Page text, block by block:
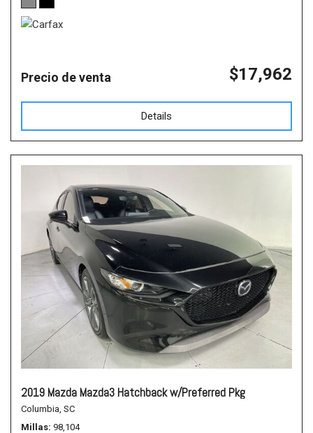
Precio de venta $17,962
Details
2019 Mazda Mazda3 Hatchback w/Preferred Pkg
Columbia, SC
Millas 98,104